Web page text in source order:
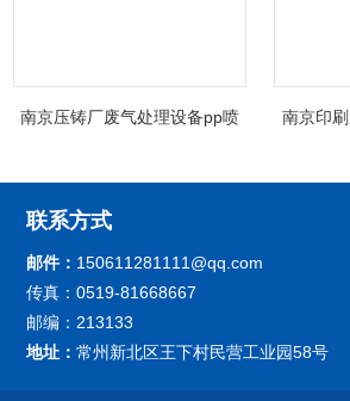
南京压铸厂废气处理设备pp喷
南京印
联系方式
邮件： 150611281111@qq.com
传真：0519-81668667
邮编：213133
地址：常州新北区王下村民营工业园58号